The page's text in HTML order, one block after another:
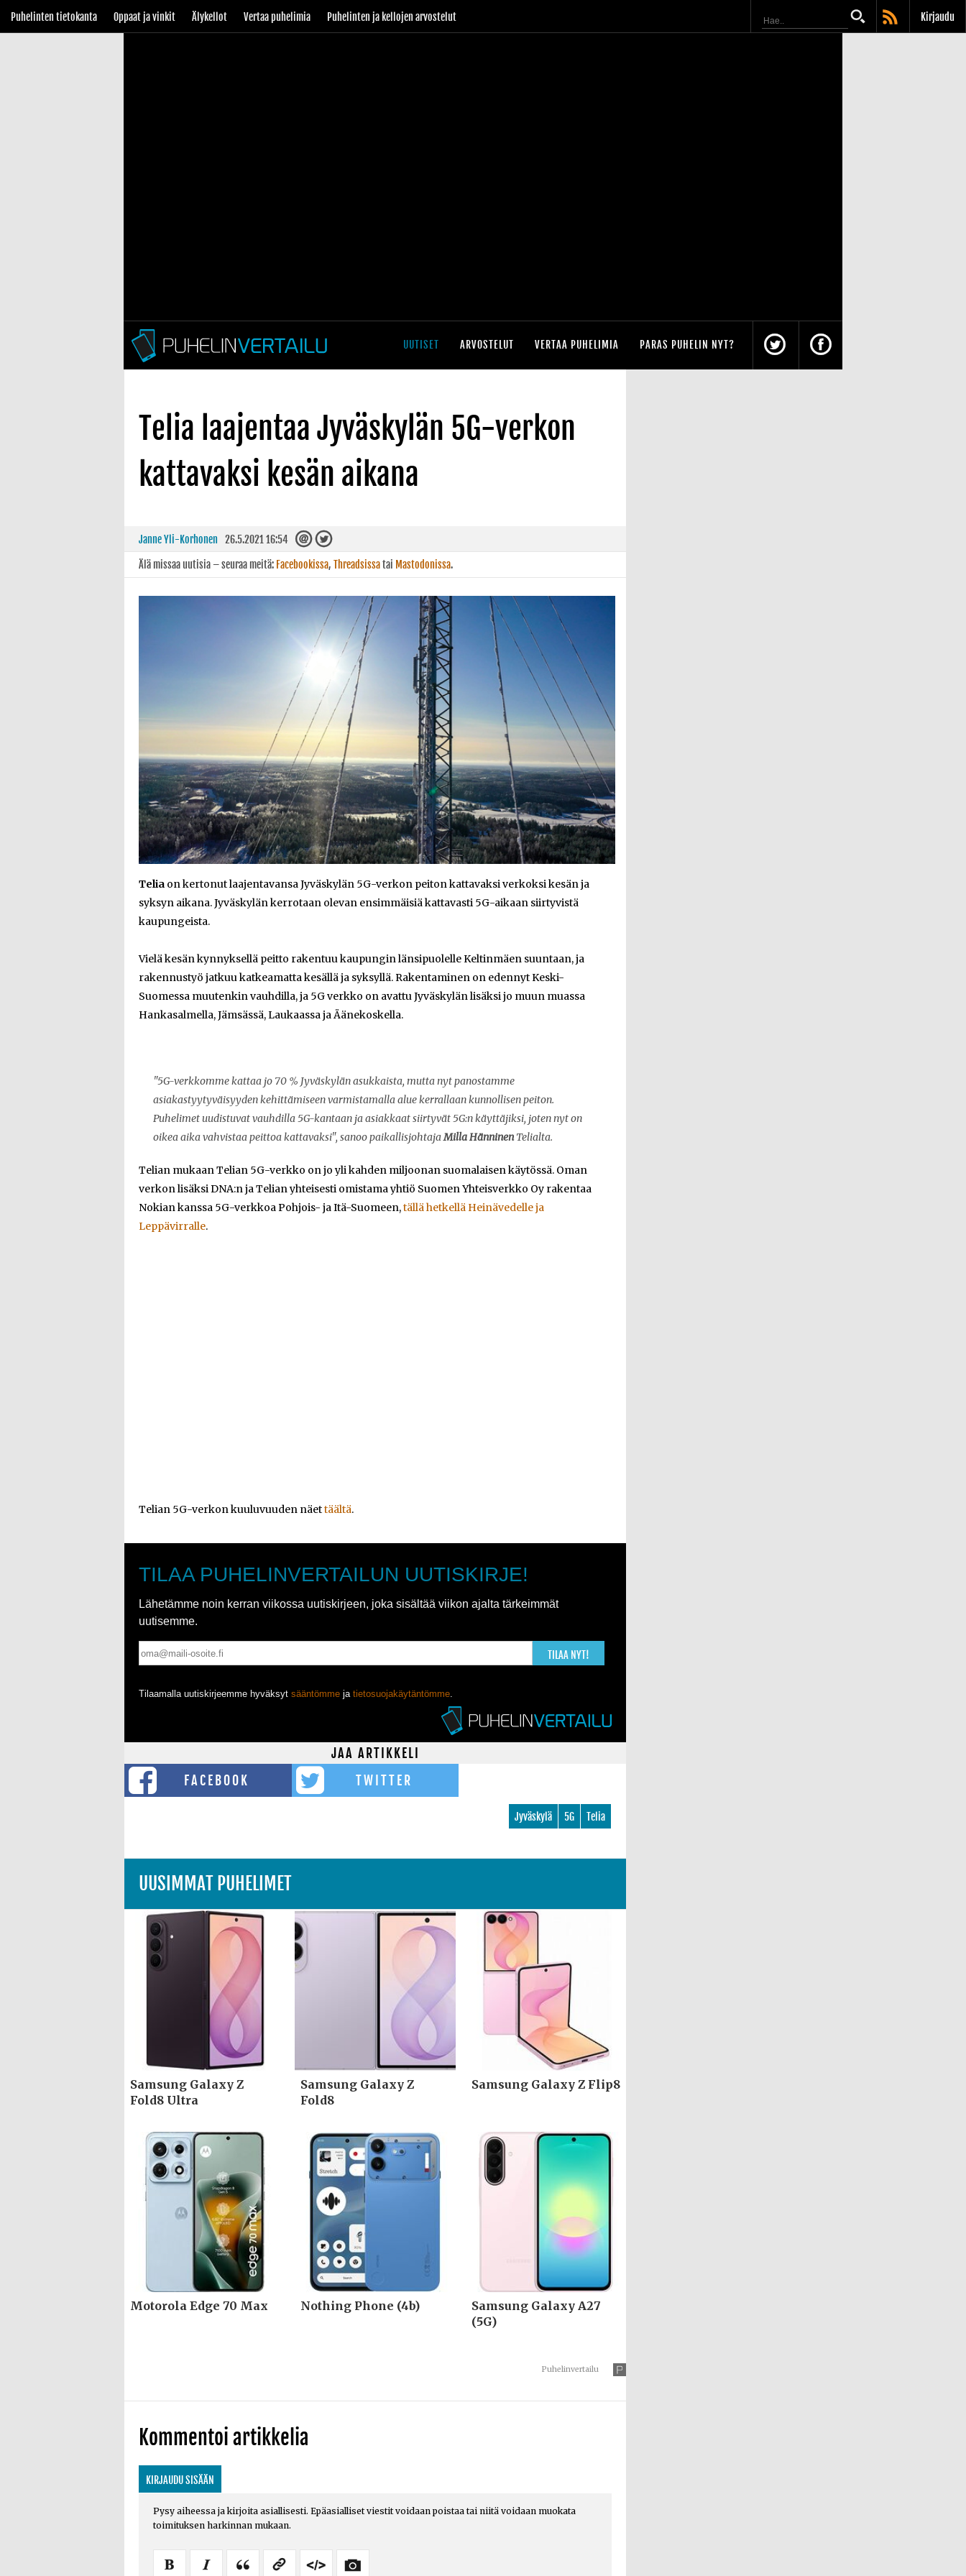
Puhelinten tietokanta Oppaat ja vinkit Älykellot Vertaa puhelimia Puhelinten ja kellojen arvostelut Kirjaudu
UUTISET ARVOSTELUT VERTAA PUHELIMIA PARAS PUHELIN NYT?
Telia laajentaa Jyväskylän 5G-verkon
kattavaksi kesän aikana
Janne Yli-Korhonen 26.5.2021 16:54
Älä missaa uutisia – seuraa meitä: Facebookissa, Threadsissatai Mastodonissa.
Telia on kertonut laajentavansa Jyväskylän 5G-verkon peiton kattavaksi verkoksi kesän ja
syksyn aikana. Jyväskylän kerrotaan olevan ensimmäisiä kattavasti 5G-aikaan siirtyvistä
kaupungeista.
Vielä kesän kynnyksellä peitto rakentuu kaupungin länsipuolelle Keltinmäen suuntaan, ja
rakennustyö jatkuu katkeamatta kesällä ja syksyllä. Rakentaminen on edennyt Keski-
Suomessa muutenkin vauhdilla, ja 5G verkko on avattu Jyväskylän lisäksi jo muun muassa
Hankasalmella, Jämsässä, Laukaassa ja Äänekoskella.
"5G-verkkomme kattaa jo 70 % Jyväskylän asukkaista, mutta nyt panostamme
asiakastyytyväisyyden kehittämiseen varmistamalla alue kerrallaan kunnollisen peiton.
Puhelimet uudistuvat vauhdilla 5G-kantaan ja asiakkaat siirtyvät 5G:n käyttäjiksi, joten nyt on
oikea aika vahvistaa peittoa kattavaksi", sanoo paikallisjohtajaMilla HänninenTelialta.
Telian mukaan Telian 5G-verkko on jo yli kahden miljoonan suomalaisen käytössä. Oman
verkon lisäksi DNA:n ja Telian yhteisesti omistama yhtiö Suomen Yhteisverkko Oy rakentaa
Nokian kanssa 5G-verkkoa Pohjois- ja Itä-Suomeen,tällä hetkellä Heinävedelle ja
Leppävirralle.
Telian 5G-verkon kuuluvuuden näettäältä.
TILAA PUHELINVERTAILUN UUTISKIRJE!
Lähetämme noin kerran viikossa uutiskirjeen, joka sisältää viikon ajalta tärkeimmät
uutisemme.
TILAA NYT!
Tilaamalla uutiskirjeemme hyväksyt sääntömme ja tietosuojakäytäntömme.
JAA ARTIKKELI
FACEBOOK
TWITTER
Telia
5G
Jyväskylä
UUSIMMAT PUHELIMET
Samsung Galaxy Z
Fold8 Ultra
Samsung Galaxy Z
Fold8
Samsung Galaxy Z Flip8
Motorola Edge 70 Max Nothing Phone (4b)
Samsung Galaxy A27
(5G)
Puhelinvertailu
Kommentoi artikkelia
KIRJAUDU SISÄÄN
Pysy aiheessa ja kirjoita asiallisesti. Epäasialliset viestit voidaan poistaa tai niitä voidaan muokata
toimituksen harkinnan mukaan.